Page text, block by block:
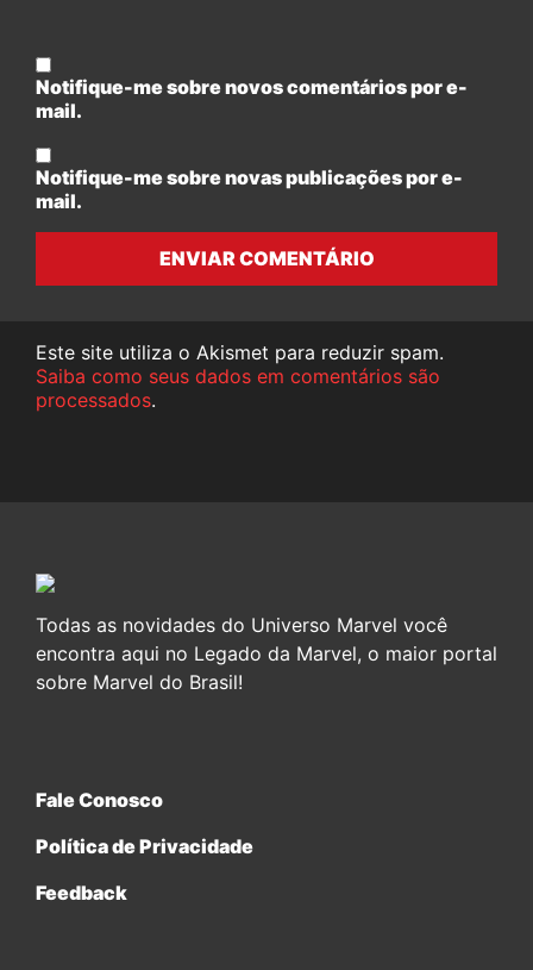
Notifique-me sobre novos comentários por e-
mail.
Notifique-me sobre novas publicações por e-
mail.
ENVIAR COMENTÁRIO
Este site utiliza o Akismet para reduzir spam.
Saiba como seus dados em comentários são
processados.
Todas as novidades do Universo Marvel você
encontra aqui no Legado da Marvel, o maior portal
sobre Marvel do Brasil!
Fale Conosco
Política de Privacidade
Feedback